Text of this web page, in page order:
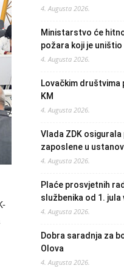
4. Augusta 2026.
Ministarstvo će
požara koji je
4. Augusta 2026.
Lovačkim društvima
KM
4. Augusta 2026.
Vlada ZDK
zaposlene u
4. Augusta 2026.
Plaće prosvjetnih
službenika od 1.
4. Augusta 2026.
Dobra saradnja za
Olova
4. Augusta 2026.